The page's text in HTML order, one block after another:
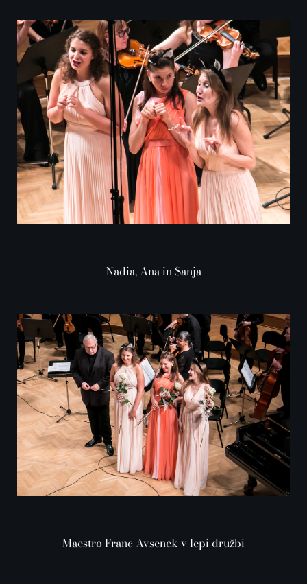
Nadia, Ana in Sanja
Maestro Franc Avsenek v lepi družbi